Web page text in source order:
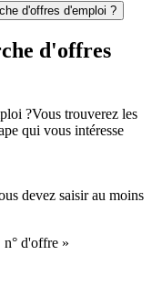
d'offres d'emploi ?
d'offres
?Vous trouverez les
qui vous intéresse
devez saisir au moins
n° d'offre »